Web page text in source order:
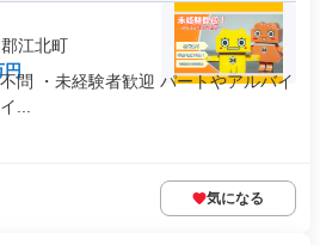
江北町
円
問 ・未経験者歓迎 パートやアルバイ
...
気になる